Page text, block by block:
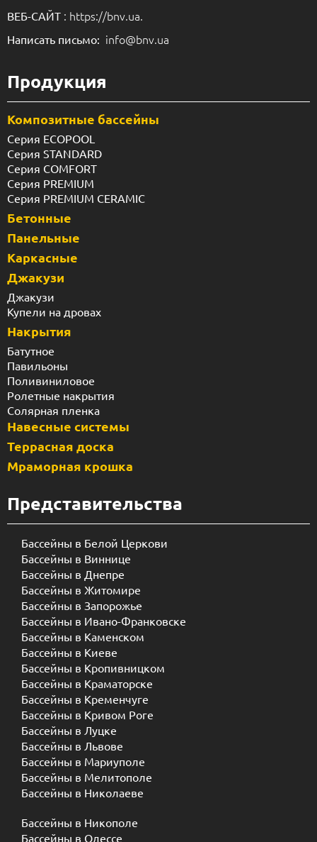
ВЕБ-САЙТ : https://bnv.ua.
Написать письмо: info@bnv.ua
Продукция
Композитные бассейны
Серия ECOPOOL
Серия STANDARD
Серия COMFORT
Серия PREMIUM
Серия PREMIUM CERAMIC
Бетонные
Панельные
Каркасные
Джакузи
Джакузи
Купели на дровах
Накрытия
Батутное
Павильоны
Поливиниловое
Ролетные накрытия
Солярная пленка
Навесные системы
Террасная доска
Мраморная крошка
Представительства
Бассейны в Белой Церкови
Бассейны в Виннице
Бассейны в Днепре
Бассейны в Житомире
Бассейны в Запорожье
Бассейны в Ивано-Франковске
Бассейны в Каменском
Бассейны в Киеве
Бассейны в Кропивницком
Бассейны в Краматорске
Бассейны в Кременчуге
Бассейны в Кривом Роге
Бассейны в Луцке
Бассейны в Львове
Бассейны в Мариуполе
Бассейны в Мелитополе
Бассейны в Николаеве
Бассейны в Никополе
Бассейны в Одессе